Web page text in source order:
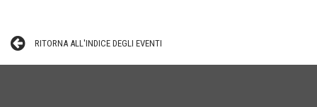
RITORNA ALL'INDICE DEGLI EVENTI